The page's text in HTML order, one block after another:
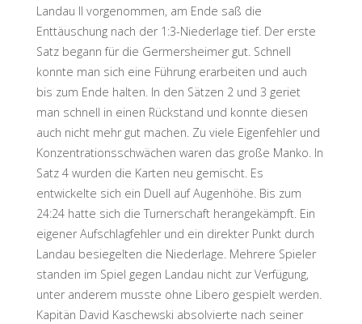
Landau II vorgenommen, am Ende saß die
Enttäuschung nach der 1:3-Niederlage tief. Der erste
Satz begann für die Germersheimer gut. Schnell
konnte man sich eine Führung erarbeiten und auch
bis zum Ende halten. In den Sätzen 2 und 3 geriet
man schnell in einen Rückstand und konnte diesen
auch nicht mehr gut machen. Zu viele Eigenfehler und
Konzentrationsschwächen waren das große Manko. In
Satz 4 wurden die Karten neu gemischt. Es
entwickelte sich ein Duell auf Augenhöhe. Bis zum
24:24 hatte sich die Turnerschaft herangekämpft. Ein
eigener Aufschlagfehler und ein direkter Punkt durch
Landau besiegelten die Niederlage. Mehrere Spieler
standen im Spiel gegen Landau nicht zur Verfügung,
unter anderem musste ohne Libero gespielt werden.
Kapitän David Kaschewski absolvierte nach seiner